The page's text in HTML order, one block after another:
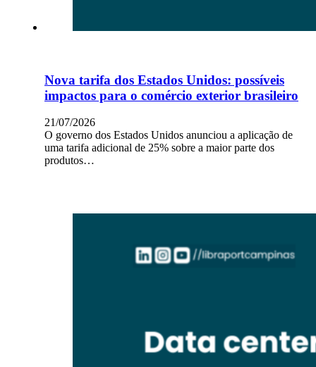
Nova tarifa dos Estados Unidos: possíveis
impactos para o comércio exterior brasileiro
21/07/2026
O governo dos Estados Unidos anunciou a aplicação de
uma tarifa adicional de 25% sobre a maior parte dos
produtos…